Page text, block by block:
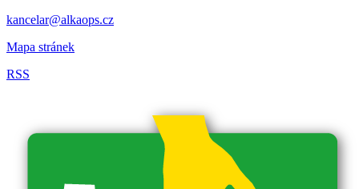
kancelar@alkaops.cz
Mapa stránek
RSS